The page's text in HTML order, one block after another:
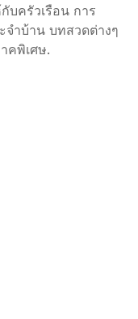
บครัวเรือน การ
จำบ้าน บทสวดต่างๆ
คพิเศษ.